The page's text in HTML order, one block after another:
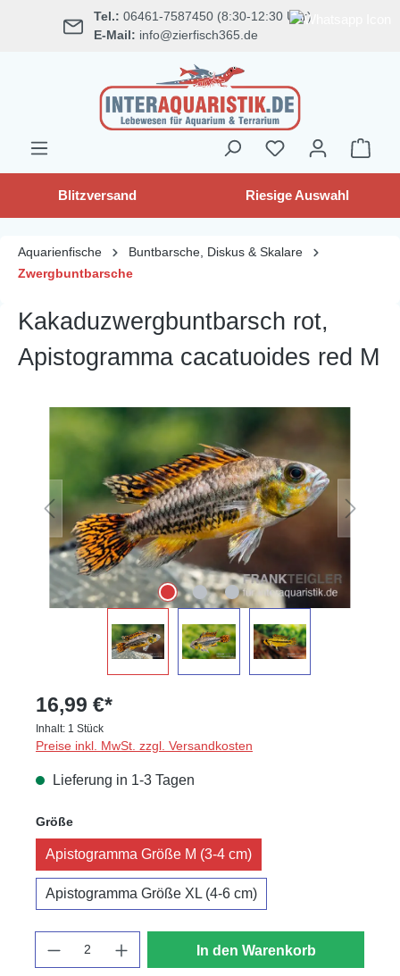
springen Tel.: 06461-7587450 (8:30-12:30 Uhr)
E-Mail: info@zierfisch365.de
Blitzversand Riesige Auswahl
Aquarienfische
Buntbarsche, Diskus & Skalare
Zwergbuntbarsche
Kakaduzwergbuntbarsch rot,
Apistogramma cacatuoides red M
Bildergalerie überspringen
16,99 €*
Inhalt: 1 Stück
Preise inkl. MwSt. zzgl. Versandkosten
Lieferung in 1-3 Tagen
Größeauswählen
Apistogramma Größe M (3-4 cm)
Apistogramma Größe XL (4-6 cm)
In den Warenkorb